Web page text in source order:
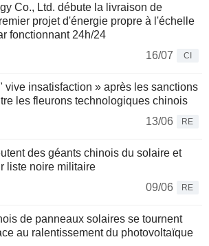
Co., Ltd. débute la livraison de
projet d'énergie propre à l'échelle
fonctionnant 24h/24
16/07
CI
vive insatisfaction » après les sanctions
les fleurons technologiques chinois
13/06
RE
des géants chinois du solaire et
liste noire militaire
09/06
RE
de panneaux solaires se tournent
au ralentissement du photovoltaïque